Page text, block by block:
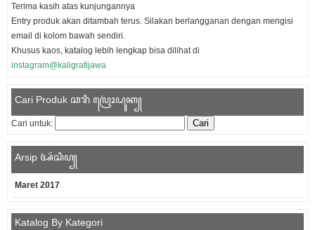
Terima kasih atas kunjungannya
Entry produk akan ditambah terus. Silakan berlangganan dengan mengisi
email di kolom bawah sendiri.
Khusus kaos, katalog lebih lengkap bisa dilihat di
instagram@kaligrafijawa
Cari Produk ꦕꦫꦶ ꦥꦿꦺꦴꦝꦸꦏ꧀
Cari untuk:
Arsip ꦄꦂꦱꦶꦥ꧀
Maret 2017
Katalog By Kategori